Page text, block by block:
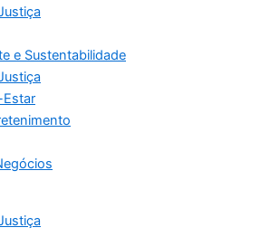
e Sustentabilidade
Estar